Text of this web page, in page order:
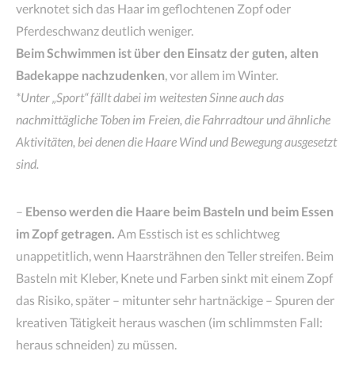
verknotet sich das Haar im geflochtenen Zopf oder
Pferdeschwanz deutlich weniger.
Beim Schwimmen ist über den Einsatz der guten, alten
Badekappe nachzudenken, vor allem im Winter.
*Unter „Sport“ fällt dabei im weitesten Sinne auch das
nachmittägliche Toben im Freien, die Fahrradtour und ähnliche
Aktivitäten, bei denen die Haare Wind und Bewegung ausgesetzt
sind.
– Ebenso werden die Haare beim Basteln und beim Essen
im Zopf getragen. Am Esstisch ist es schlichtweg
unappetitlich, wenn Haarsträhnen den Teller streifen. Beim
Basteln mit Kleber, Knete und Farben sinkt mit einem Zopf
das Risiko, später – mitunter sehr hartnäckige – Spuren der
kreativen Tätigkeit heraus waschen (im schlimmsten Fall:
heraus schneiden) zu müssen.